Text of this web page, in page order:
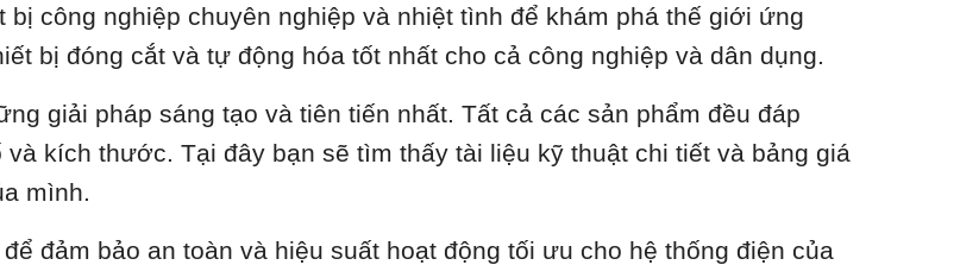
công nghiệp chuyên nghiệp và nhiệt tình để khám phá thế giới ứng
bị đóng cắt và tự động hóa tốt nhất cho cả công nghiệp và dân dụng.
giải pháp sáng tạo và tiên tiến nhất. Tất cả các sản phẩm đều đáp
kích thước. Tại đây bạn sẽ tìm thấy tài liệu kỹ thuật chi tiết và bảng giá
mình.
đảm bảo an toàn và hiệu suất hoạt động tối ưu cho hệ thống điện của